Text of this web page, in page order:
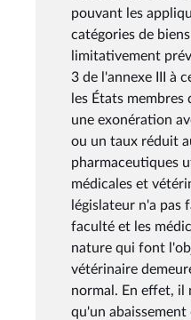
pouvant les
catégories de
limitativement
3 de l'annexe III à
les États membres
une exonération
ou un taux réduit
pharmaceutiques
médicales et
législateur n'a pas
faculté et les
nature qui font
vétérinaire
normal. En effet, il
qu'un